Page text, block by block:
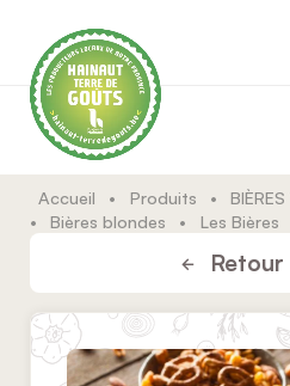
Accueil • Produits •
•
Bières blondes • Les Bières
Retour